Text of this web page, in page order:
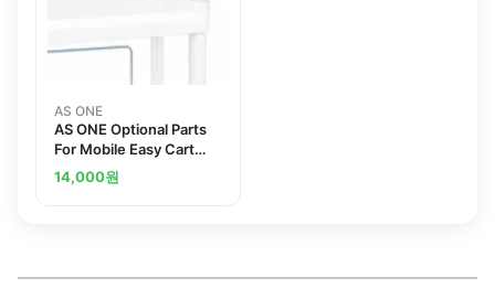
AS ONE
AS ONE Optional Parts
For Mobile Easy Cart
Handle For ME11, 31
Gray
14,000원